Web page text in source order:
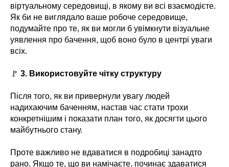
віртуальному середовищі, в якому ви всі взаємодієте.
Як би не виглядало ваше робоче середовище,
подумайте про те, як ви могли б увімкнути візуальне
уявлення про бачення, щоб воно було в центрі уваги
всіх.
🚩 3. Використовуйте чітку структуру
Після того, як ви привернули увагу людей
надихаючим баченням, настав час стати трохи
конкретнішим і показати план того, як досягти цього
майбутнього стану.
Проте важливо не вдаватися в подробиці занадто
рано. Якщо те, що ви намічаєте, починає здаватися